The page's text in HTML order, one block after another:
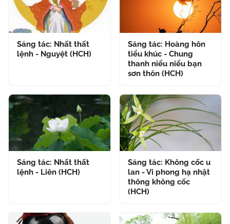
Sáng tác: Nhất thất
lệnh - Nguyệt (HCH)
Sáng tác: Hoàng hôn
tiểu khúc - Chung
thanh niểu niểu bạn
sơn thôn (HCH)
Sáng tác: Nhất thất
lệnh - Liên (HCH)
Sáng tác: Không cốc u
lan - Vi phong hạ nhật
thông không cốc
(HCH)